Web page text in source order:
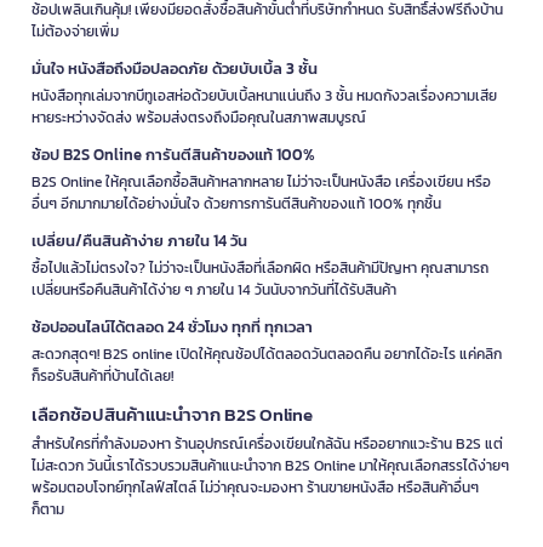
ช้อปเพลินเกินคุ้ม! เพียงมียอดสั่งซื้อสินค้าขั้นต่ำที่บริษัทกำหนด รับสิทธิ์ส่งฟรีถึงบ้าน
ไม่ต้องจ่ายเพิ่ม
มั่นใจ หนังสือถึงมือปลอดภัย ด้วยบับเบิ้ล 3 ชั้น
หนังสือทุกเล่มจากบีทูเอสห่อด้วยบับเบิ้ลหนาแน่นถึง 3 ชั้น หมดกังวลเรื่องความเสีย
หายระหว่างจัดส่ง พร้อมส่งตรงถึงมือคุณในสภาพสมบูรณ์
ช้อป B2S Online การันตีสินค้าของแท้ 100%
B2S Online ให้คุณเลือกซื้อสินค้าหลากหลาย ไม่ว่าจะเป็นหนังสือ เครื่องเขียน หรือ
อื่นๆ อีกมากมายได้อย่างมั่นใจ ด้วยการการันตีสินค้าของแท้ 100% ทุกชิ้น
เปลี่ยน/คืนสินค้าง่าย ภายใน 14 วัน
ซื้อไปแล้วไม่ตรงใจ? ไม่ว่าจะเป็นหนังสือที่เลือกผิด หรือสินค้ามีปัญหา คุณสามารถ
เปลี่ยนหรือคืนสินค้าได้ง่าย ๆ ภายใน 14 วันนับจากวันที่ได้รับสินค้า
ช้อปออนไลน์ได้ตลอด 24 ชั่วโมง ทุกที่ ทุกเวลา
สะดวกสุดๆ! B2S online เปิดให้คุณช้อปได้ตลอดวันตลอดคืน อยากได้อะไร แค่คลิก
ก็รอรับสินค้าที่บ้านได้เลย!
เลือกช้อปสินค้าแนะนำจาก B2S Online
สำหรับใครที่กำลังมองหา ร้านอุปกรณ์เครื่องเขียนใกล้ฉัน หรืออยากแวะร้าน B2S แต่
ไม่สะดวก วันนี้เราได้รวบรวมสินค้าแนะนำจาก B2S Online มาให้คุณเลือกสรรได้ง่ายๆ
พร้อมตอบโจทย์ทุกไลฟ์สไตล์ ไม่ว่าคุณจะมองหา ร้านขายหนังสือ หรือสินค้าอื่นๆ
ก็ตาม